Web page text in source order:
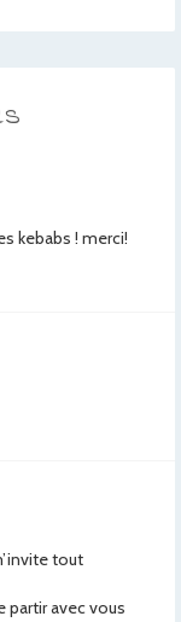
kebabs ! merci!
tout
partir avec vous